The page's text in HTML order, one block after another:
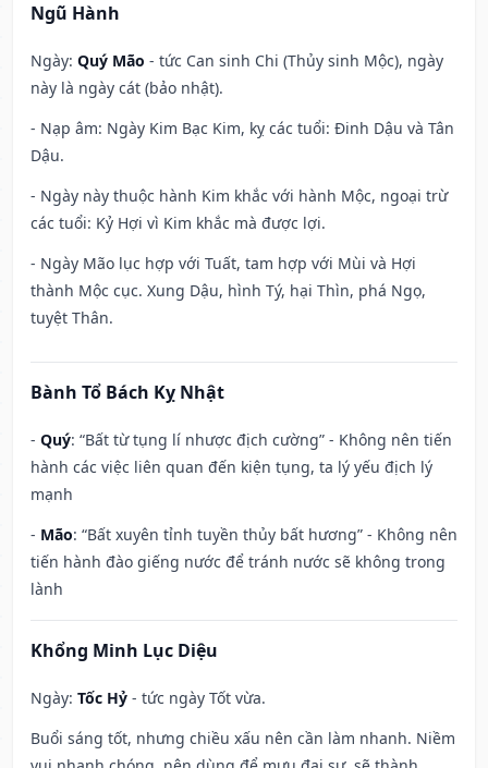
Ngũ Hành
Ngày: Quý Mão - tức Can sinh Chi (Thủy sinh Mộc), ngày
này là ngày cát (bảo nhật).
- Nạp âm: Ngày Kim Bạc Kim, kỵ các tuổi: Đinh Dậu và Tân
Dậu.
- Ngày này thuộc hành Kim khắc với hành Mộc, ngoại trừ
các tuổi: Kỷ Hợi vì Kim khắc mà được lợi.
- Ngày Mão lục hợp với Tuất, tam hợp với Mùi và Hợi
thành Mộc cục. Xung Dậu, hình Tý, hại Thìn, phá Ngọ,
tuyệt Thân.
Bành Tổ Bách Kỵ Nhật
- Quý: “Bất từ tụng lí nhược địch cường” - Không nên tiến
hành các việc liên quan đến kiện tụng, ta lý yếu địch lý
mạnh
- Mão: “Bất xuyên tỉnh tuyền thủy bất hương” - Không nên
tiến hành đào giếng nước để tránh nước sẽ không trong
lành
Khổng Minh Lục Diệu
Ngày: Tốc Hỷ - tức ngày Tốt vừa.
Buổi sáng tốt, nhưng chiều xấu nên cần làm nhanh. Niềm